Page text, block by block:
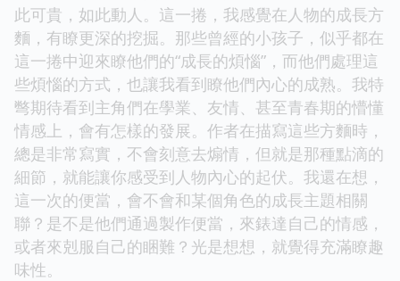
此可貴，如此動人。這一捲，我感覺在人物的成長方
麵，有瞭更深的挖掘。那些曾經的小孩子，似乎都在
這一捲中迎來瞭他們的“成長的煩惱”，而他們處理這
些煩惱的方式，也讓我看到瞭他們內心的成熟。我特
彆期待看到主角們在學業、友情、甚至青春期的懵懂
情感上，會有怎樣的發展。作者在描寫這些方麵時，
總是非常寫實，不會刻意去煽情，但就是那種點滴的
細節，就能讓你感受到人物內心的起伏。我還在想，
這一次的便當，會不會和某個角色的成長主題相關
聯？是不是他們通過製作便當，來錶達自己的情感，
或者來剋服自己的睏難？光是想想，就覺得充滿瞭趣
味性。